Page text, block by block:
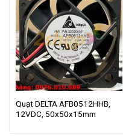
Quạt DELTA AFB0512HHB,
12VDC, 50x50x15mm